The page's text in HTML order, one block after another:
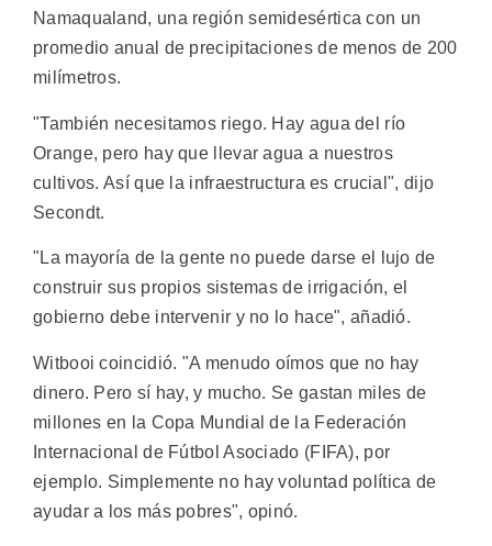
Namaqualand, una región semidesértica con un
promedio anual de precipitaciones de menos de 200
milímetros.
"También necesitamos riego. Hay agua del río
Orange, pero hay que llevar agua a nuestros
cultivos. Así que la infraestructura es crucial", dijo
Secondt.
"La mayoría de la gente no puede darse el lujo de
construir sus propios sistemas de irrigación, el
gobierno debe intervenir y no lo hace", añadió.
Witbooi coincidió. "A menudo oímos que no hay
dinero. Pero sí hay, y mucho. Se gastan miles de
millones en la Copa Mundial de la Federación
Internacional de Fútbol Asociado (FIFA), por
ejemplo. Simplemente no hay voluntad política de
ayudar a los más pobres", opinó.